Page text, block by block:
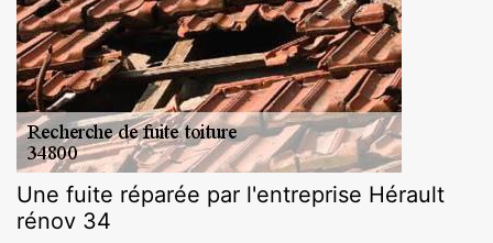
Une fuite réparée par l'entreprise Hérault
rénov 34